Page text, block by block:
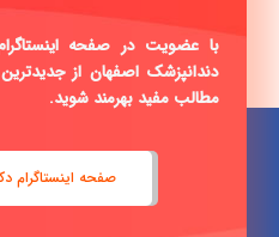
با عضویت در صفحه
دندانپزشک اصفهان از
مطالب مفید بهرمند شوید.
صفحه اینستاگرام